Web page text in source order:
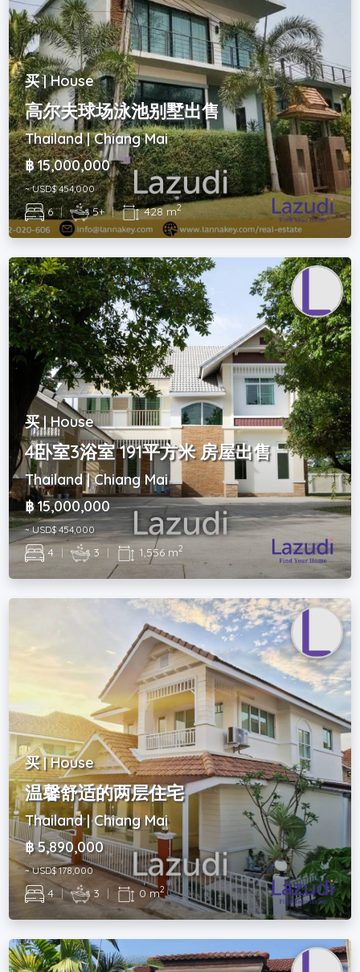
买 | House
高尔夫球场泳池别墅出售
Thailand | Chiang Mai
฿ 15,000,000
~ USD$ 454,000
6 | 5+ | 428 m2
买 | House
4卧室3浴室 191平方米 房屋出售
Thailand | Chiang Mai
฿ 15,000,000
~ USD$ 454,000
4 | 3 | 1,556 m2
买 | House
温馨舒适的两层住宅
Thailand | Chiang Mai
฿ 5,890,000
~ USD$ 178,000
4 | 3 | 0 m2